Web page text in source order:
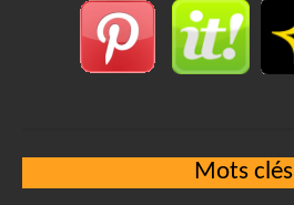
Mots clés